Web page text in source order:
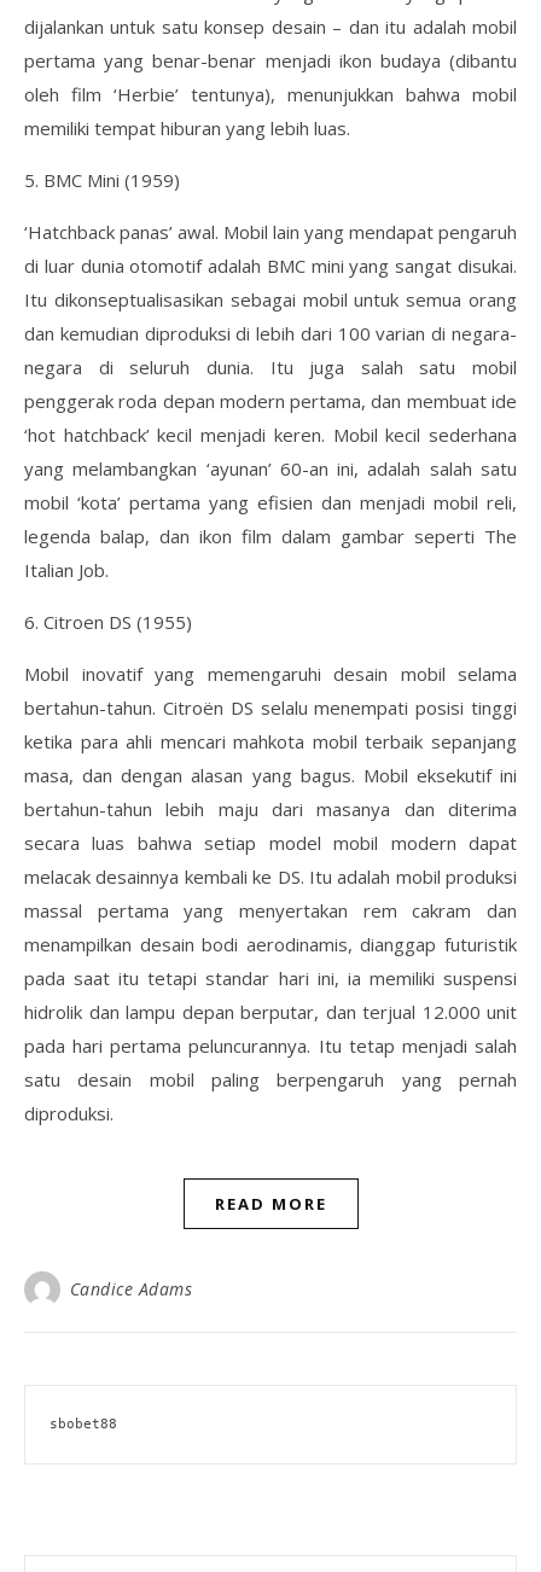
dijalankan untuk satu konsep desain – dan itu adalah mobil
pertama yang benar-benar menjadi ikon budaya (dibantu
oleh film ‘Herbie’ tentunya), menunjukkan bahwa mobil
memiliki tempat hiburan yang lebih luas.
5. BMC Mini (1959)
‘Hatchback panas’ awal. Mobil lain yang mendapat pengaruh
di luar dunia otomotif adalah BMC mini yang sangat disukai.
Itu dikonseptualisasikan sebagai mobil untuk semua orang
dan kemudian diproduksi di lebih dari 100 varian di negara-
negara di seluruh dunia. Itu juga salah satu mobil
penggerak roda depan modern pertama, dan membuat ide
‘hot hatchback’ kecil menjadi keren. Mobil kecil sederhana
yang melambangkan ‘ayunan’ 60-an ini, adalah salah satu
mobil ‘kota’ pertama yang efisien dan menjadi mobil reli,
legenda balap, dan ikon film dalam gambar seperti The
Italian Job.
6. Citroen DS (1955)
Mobil inovatif yang memengaruhi desain mobil selama
bertahun-tahun. Citroën DS selalu menempati posisi tinggi
ketika para ahli mencari mahkota mobil terbaik sepanjang
masa, dan dengan alasan yang bagus. Mobil eksekutif ini
bertahun-tahun lebih maju dari masanya dan diterima
secara luas bahwa setiap model mobil modern dapat
melacak desainnya kembali ke DS. Itu adalah mobil produksi
massal pertama yang menyertakan rem cakram dan
menampilkan desain bodi aerodinamis, dianggap futuristik
pada saat itu tetapi standar hari ini, ia memiliki suspensi
hidrolik dan lampu depan berputar, dan terjual 12.000 unit
pada hari pertama peluncurannya. Itu tetap menjadi salah
satu desain mobil paling berpengaruh yang pernah
diproduksi.
READ MORE
Candice Adams
sbobet88